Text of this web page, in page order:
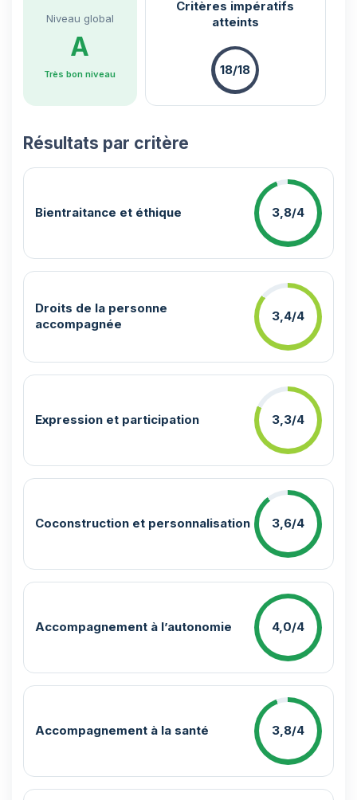
Niveau global
A
Très bon niveau
Critères impératifs
atteints
18/18
Résultats par critère
Bientraitance et éthique 3,8/4
Droits de la personne
accompagnée
3,4/4
Expression et participation 3,3/4
Coconstruction et personnalisation 3,6/4
Accompagnement à l’autonomie 4,0/4
Accompagnement à la santé 3,8/4